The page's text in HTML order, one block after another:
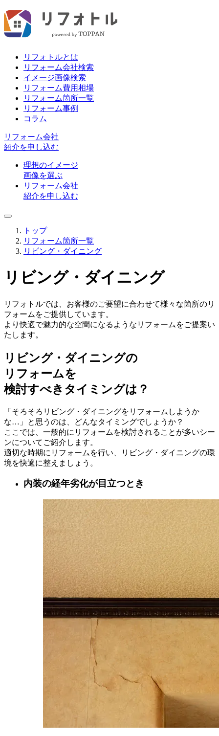
リフォトルとは
リフォーム会社検索
イメージ画像検索
リフォーム費用相場
リフォーム箇所一覧
リフォーム事例
コラム
リフォーム会社
紹介を申し込む
理想のイメージ
画像を選ぶ
リフォーム会社
紹介を申し込む
トップ
リフォーム箇所一覧
リビング・ダイニング
リビング・ダイニング
リフォトルでは、お客様のご要望に合わせて様々な箇所のリ
フォームをご提供しています。
より快適で魅力的な空間になるようなリフォームをご提案い
たします。
リビング・ダイニングの
リフォームを
検討すべきタイミングは？
「そろそろリビング・ダイニングをリフォームしようか
な…」と思うのは、どんなタイミングでしょうか？
ここでは、一般的にリフォームを検討されることが多いシー
ンについてご紹介します。
適切な時期にリフォームを行い、リビング・ダイニングの環
境を快適に整えましょう。
内装の経年劣化が目立つとき